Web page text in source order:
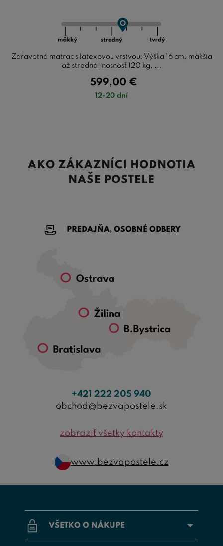
Zdravotná matrac s latexovou vrstvou. Výška 16 cm, mäkšia
až stredná, nosnosť 120 kg, ...
599,00 €
12-20 dní
AKO ZÁKAZNÍCI HODNOTIA
NAŠE POSTELE
VŠETKO O NÁKUPE
PREDAJŇA, OSOBNÉ ODBERY
+421 222 205 940
obchod@bezvapostele.sk
zobraziť všetky kontakty
www.bezvapostele.cz